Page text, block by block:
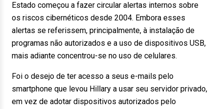
Estado começou a fazer circular alertas internos sobre
os riscos cibernéticos desde 2004. Embora esses
alertas se referissem, principalmente, à instalação de
programas não autorizados e a uso de dispositivos USB,
mais adiante concentrou-se no uso de celulares.
Foi o desejo de ter acesso a seus e-mails pelo
smartphone que levou Hillary a usar seu servidor privado,
em vez de adotar dispositivos autorizados pelo